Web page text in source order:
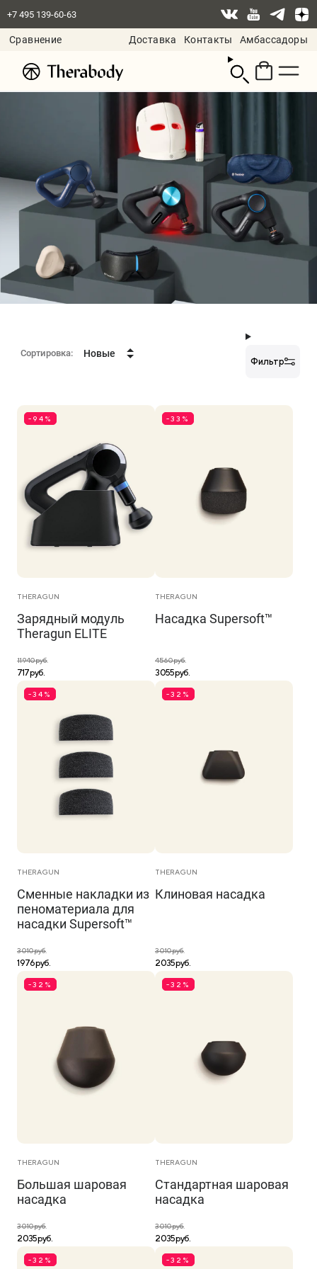
+7 495 139-60-63
Сравнение Доставка Контакты
Амбассадоры
Смотреть
корзину
Сортировка: Новые
Фильтр
-94%
THERAGUN
Зарядный модуль
Theragun ELITE
11 940 руб.
717 руб.
-33%
THERAGUN
Насадка Supersoft™
4 560 руб.
3 055 руб.
-34%
THERAGUN
Сменные накладки из
пеноматериала для
насадки Supersoft™
3 010 руб.
1 976 руб.
-32%
THERAGUN
Клиновая насадка
3 010 руб.
2 035 руб.
-32%
THERAGUN
Большая шаровая
насадка
3 010 руб.
2 035 руб.
-32%
THERAGUN
Стандартная шаровая
насадка
3 010 руб.
2 035 руб.
-32% -32%